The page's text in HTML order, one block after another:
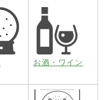
お酒・ワイン